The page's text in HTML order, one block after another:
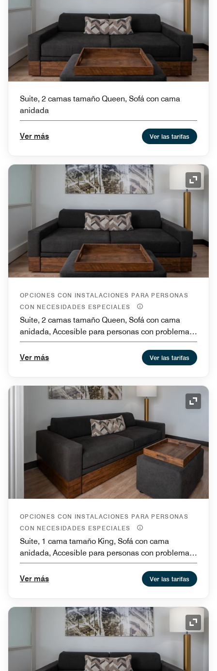
Suite, 2 camas tamaño Queen, Sofá con cama
anidada
Ver más Ver las tarifas
Icono
OPCIONES CON INSTALACIONES PARA PERSONAS
CON NECESIDADES ESPECIALES
Suite, 2 camas tamaño Queen, Sofá con cama
anidada, Accesible para personas con problemas
de audición
Ver más
Ver las tarifas
Icono
OPCIONES CON INSTALACIONES PARA PERSONAS
CON NECESIDADES ESPECIALES
Suite, 1 cama tamaño King, Sofá con cama
anidada, Accesible para personas con problemas
de audición, Instalaciones para personas con
necesidades especiales de movilidad y bañera
Ver más Ver las tarifas
Icono